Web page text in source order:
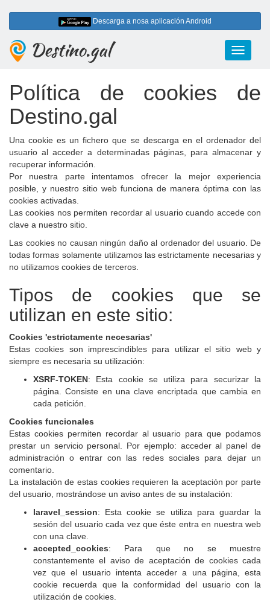
Descarga a nosa aplicación Android
Toggle
Destino.gal
Política de cookies de
Destino.gal
Una cookie es un fichero que se descarga en el ordenador del
usuario al acceder a determinadas páginas, para almacenar y
recuperar información.
Por nuestra parte intentamos ofrecer la mejor experiencia
posible, y nuestro sitio web funciona de manera óptima con las
cookies activadas.
Las cookies nos permiten recordar al usuario cuando accede con
clave a nuestro sitio.
Las cookies no causan ningún daño al ordenador del usuario. De
todas formas solamente utilizamos las estrictamente necesarias y
no utilizamos cookies de terceros.
Tipos de cookies que se
utilizan en este sitio:
Cookies 'estrictamente necesarias'
Estas cookies son imprescindibles para utilizar el sitio web y
siempre es necesaria su utilización:
XSRF-TOKEN: Esta cookie se utiliza para securizar la
página. Consiste en una clave encriptada que cambia en
cada petición.
Cookies funcionales
Estas cookies permiten recordar al usuario para que podamos
prestar un servicio personal. Por ejemplo: acceder al panel de
administración o entrar con las redes sociales para dejar un
comentario.
La instalación de estas cookies requieren la aceptación por parte
del usuario, mostrándose un aviso antes de su instalación:
laravel_session: Esta cookie se utiliza para guardar la
sesión del usuario cada vez que éste entra en nuestra web
con una clave.
accepted_cookies: Para que no se muestre
constantemente el aviso de aceptación de cookies cada
vez que el usuario intenta acceder a una página, esta
cookie recuerda que la conformidad del usuario con la
utilización de cookies.